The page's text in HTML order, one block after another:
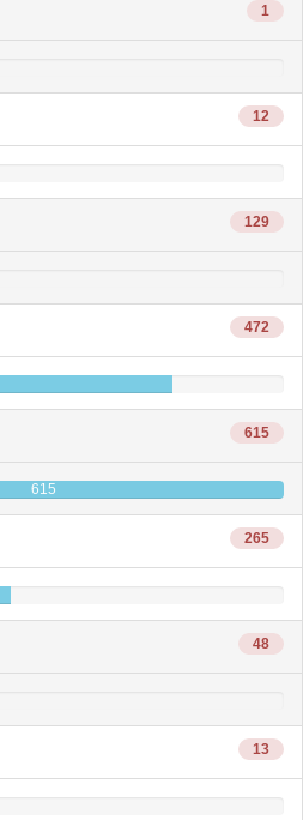
1
12
129
472
615
615
265
48
13